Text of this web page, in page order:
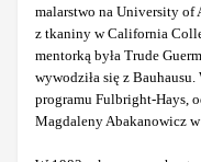
malarstwo na University
z tkaniny w California
mentorką była Trude
wywodziła się z
programu Fulbright-Hays,
Magdaleny Abakanowicz w